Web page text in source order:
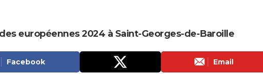
européennes 2024 à Saint-Georges-de-Baroille
Facebook Email